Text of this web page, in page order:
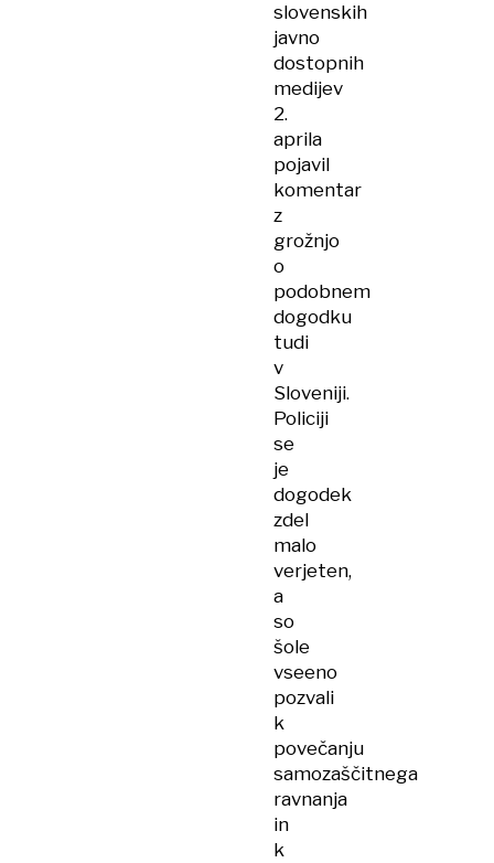
slovenskih
javno
dostopnih
medijev
2.
aprila
pojavil
komentar
z
grožnjo
o
podobnem
dogodku
tudi
v
Sloveniji.
Policiji
se
je
dogodek
zdel
malo
verjeten,
a
so
šole
vseeno
pozvali
k
povečanju
samozaščitnega
ravnanja
in
k